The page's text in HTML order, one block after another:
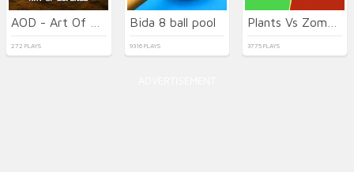
272 PLAYS
Bida 8 ball pool
9316 PLAYS 3775 PLAYS